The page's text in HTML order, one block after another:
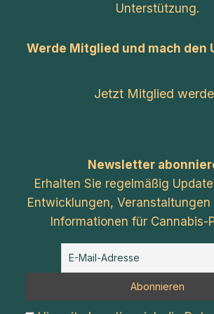
Unterstützung.
Werde Mitglied und mach den
Jetzt Mitglied
Newsletter
Erhalten Sie regelmäßig
Entwicklungen,
Informationen für Cannabis-